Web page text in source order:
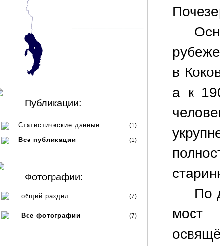
Публикации:
Статистические данные (1)
Все публикации (1)
Фотографии:
общий раздел (7)
Все фотографии (7)
в
а к
По
мост